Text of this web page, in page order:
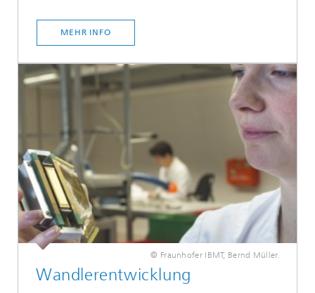
MEHR INFO
© Fraunhofer IBMT, Bernd Müller.
Wandlerentwicklung